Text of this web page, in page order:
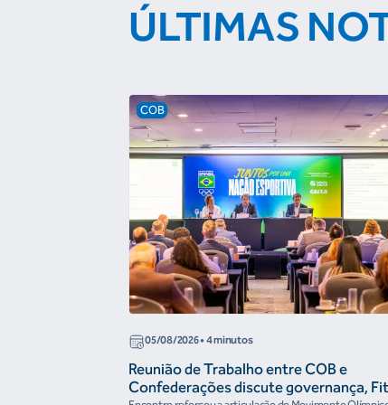
ÚLTIMAS
COB
05/08/2026• 4 minutos
Reunião de Trabalho entre COB e
Confederações discute governança,